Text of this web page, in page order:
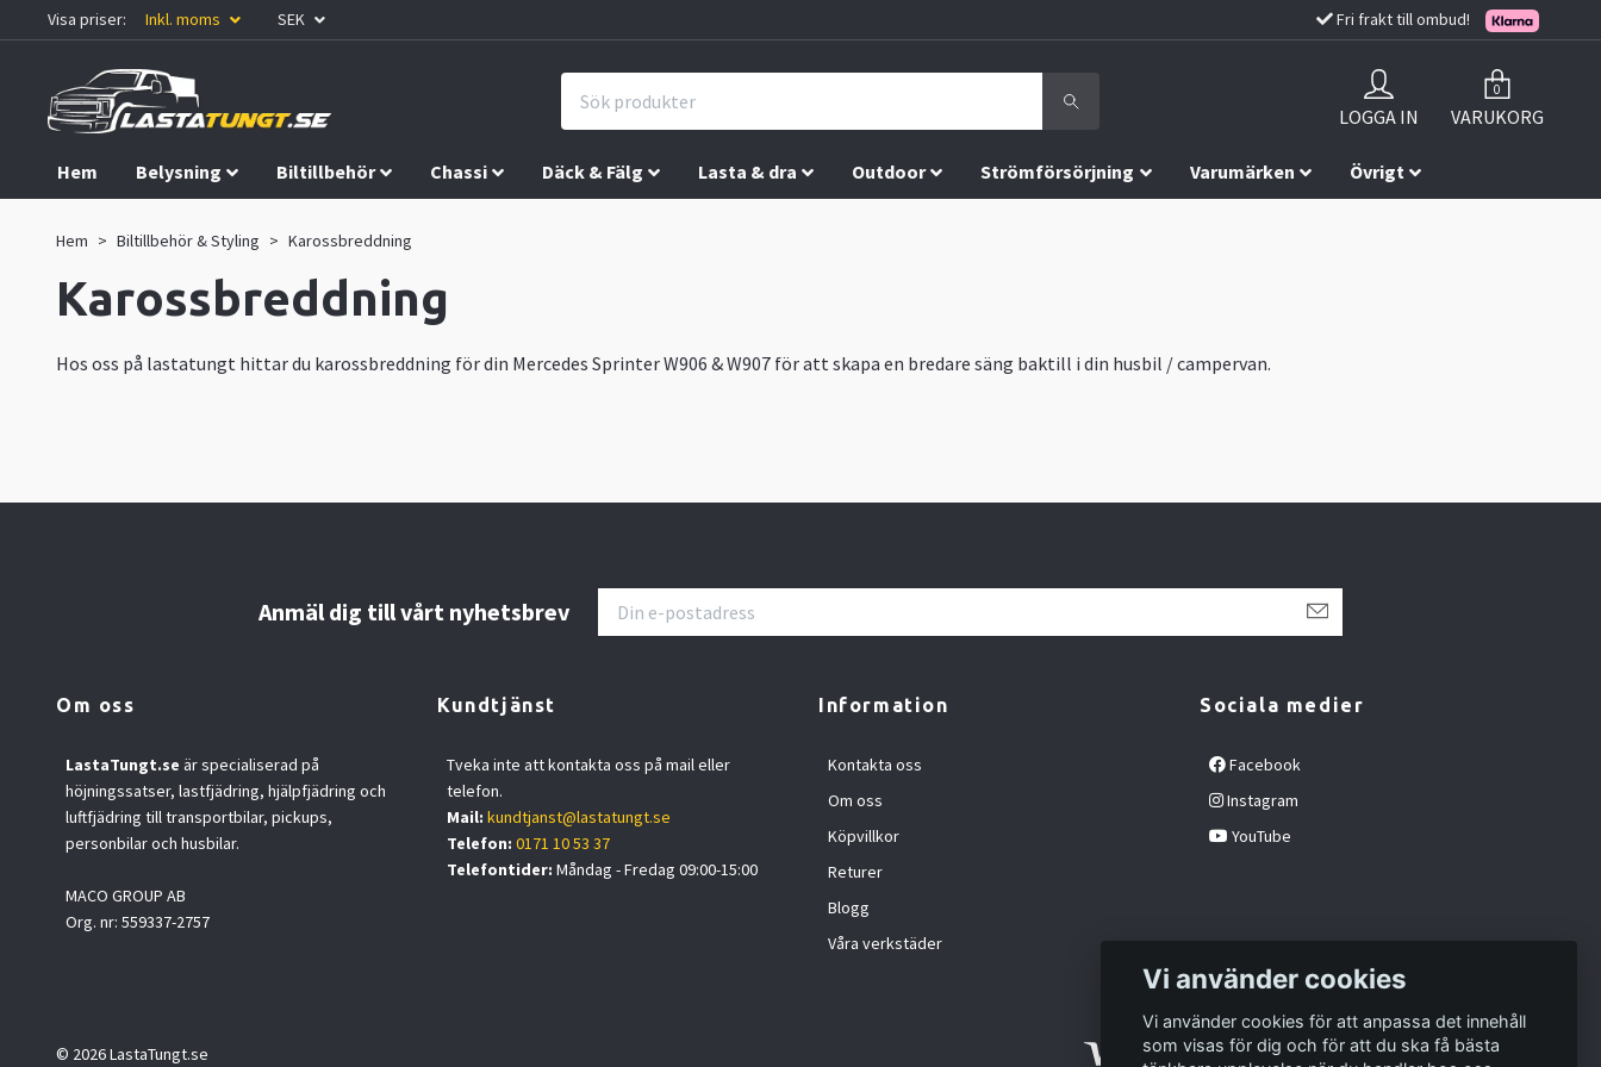
Visa priser: Inkl. moms SEK Fri frakt till ombud!
LOGGA IN
0
VARUKORG
Hem Belysning Biltillbehör Chassi Däck & Fälg Lasta & dra Outdoor Strömförsörjning Varumärken Övrigt
Hem Biltillbehör & Styling Karossbreddning
Karossbreddning
Hos oss på lastatungt hittar du karossbreddning för din Mercedes Sprinter W906 & W907 för att skapa en bredare säng baktill i din husbil / campervan.
Anmäl dig till vårt nyhetsbrev
Om oss
LastaTungt.se är specialiserad på
höjningssatser, lastfjädring, hjälpfjädring och
luftfjädring till transportbilar, pickups,
personbilar och husbilar.
MACO GROUP AB
Org. nr: 559337-2757
Kundtjänst
Tveka inte att kontakta oss på mail eller
telefon.
Mail: kundtjanst@lastatungt.se
Telefon: 0171 10 53 37
Telefontider: Måndag - Fredag 09:00-15:00
Information
Kontakta oss
Om oss
Köpvillkor
Returer
Blogg
Våra verkstäder
Sociala medier
Facebook
Instagram
YouTube
© 2026 LastaTungt.se
Vi använder cookies
Vi använder cookies för att anpassa det innehåll
som visas för dig och för att du ska få bästa